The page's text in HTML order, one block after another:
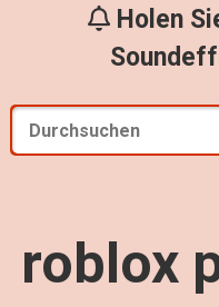
Holen
roblox